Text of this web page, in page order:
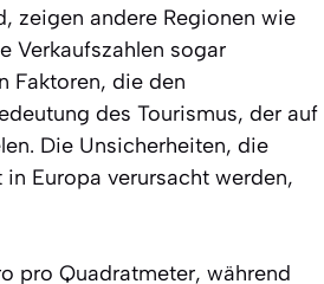
zeigen andere Regionen wie
Verkaufszahlen sogar
Faktoren, die den
des Tourismus, der auf
Die Unsicherheiten, die
Europa verursacht werden,
pro Quadratmeter, während